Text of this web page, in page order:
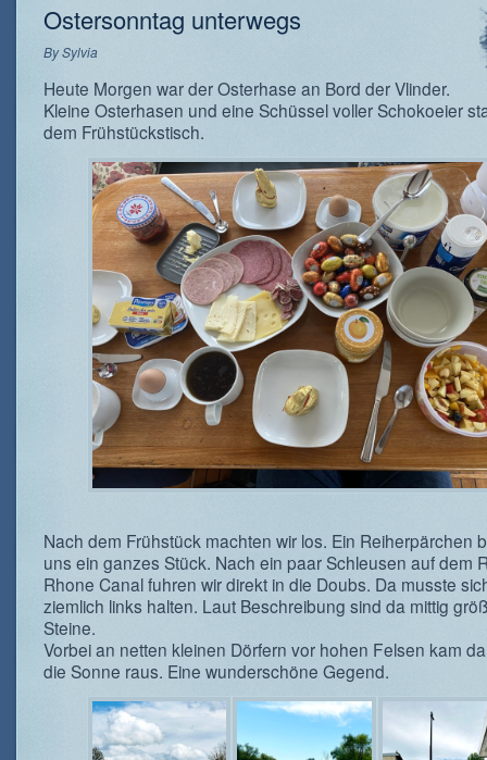
Ostersonntag unterwegs
BySylvia
Heute Morgen war der Osterhase an Bord der Vlinder.
Kleine Osterhasen und eine Schüssel voller Schokoeier
dem Frühstückstisch.
Nach dem Frühstück machten wir los. Ein Reiherpärchen
uns ein ganzes Stück. Nach ein paar Schleusen auf dem
Rhone Canal fuhren wir direkt in die Doubs. Da musste
ziemlich links halten. Laut Beschreibung sind da mittig
Steine.
Vorbei an netten kleinen Dörfern vor hohen Felsen kam
die Sonne raus. Eine wunderschöne Gegend.